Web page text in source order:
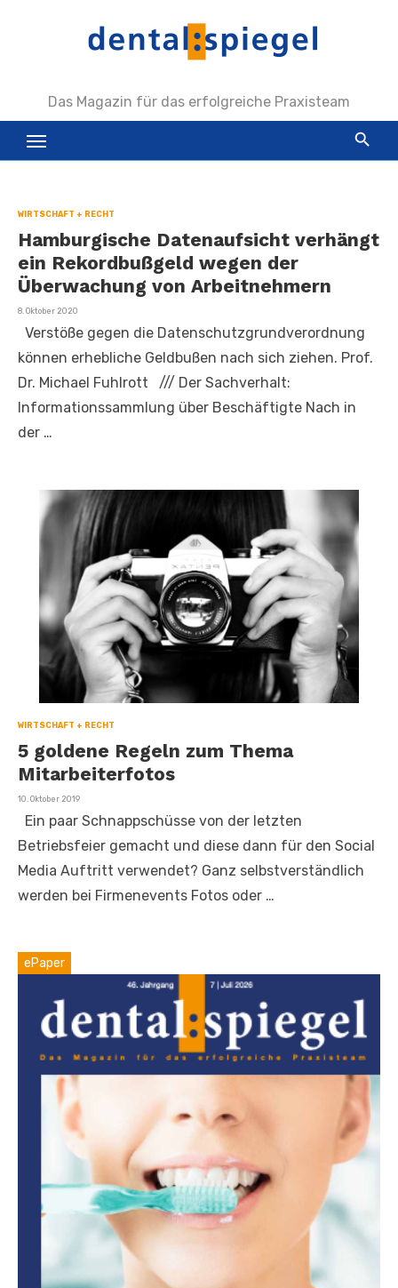
Das Magazin für das erfolgreiche Praxisteam
WIRTSCHAFT + RECHT
Hamburgische Datenaufsicht verhängt
ein Rekordbußgeld wegen der
Überwachung von Arbeitnehmern
Veröffentlicht
8. Oktober 2020
Verstöße gegen die Datenschutzgrundverordnung
können erhebliche Geldbußen nach sich ziehen. Prof.
Dr. Michael Fuhlrott /// Der Sachverhalt:
Informationssammlung über Beschäftigte Nach in
der …
WIRTSCHAFT + RECHT
5 goldene Regeln zum Thema
Mitarbeiterfotos
Veröffentlicht
10. Oktober 2019
Ein paar Schnappschüsse von der letzten
Betriebsfeier gemacht und diese dann für den Social
Media Auftritt verwendet? Ganz selbstverständlich
werden bei Firmenevents Fotos oder …
ePaper